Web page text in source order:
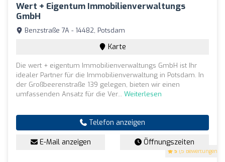
Wert + Eigentum Immobilienverwaltungs
GmbH
5 (5 Bewertungen)
Benzstraße 7A - 14482, Potsdam
Karte
Die wert + eigentum Immobilienverwaltungs GmbH ist Ihr
idealer Partner für die Immobilienverwaltung in Potsdam. In
der Großbeerenstraße 139 gelegen, bieten wir einen
umfassenden Ansatz für die Ver... Weiterlesen
Telefon anzeigen
E-Mail anzeigen Öffnungszeiten